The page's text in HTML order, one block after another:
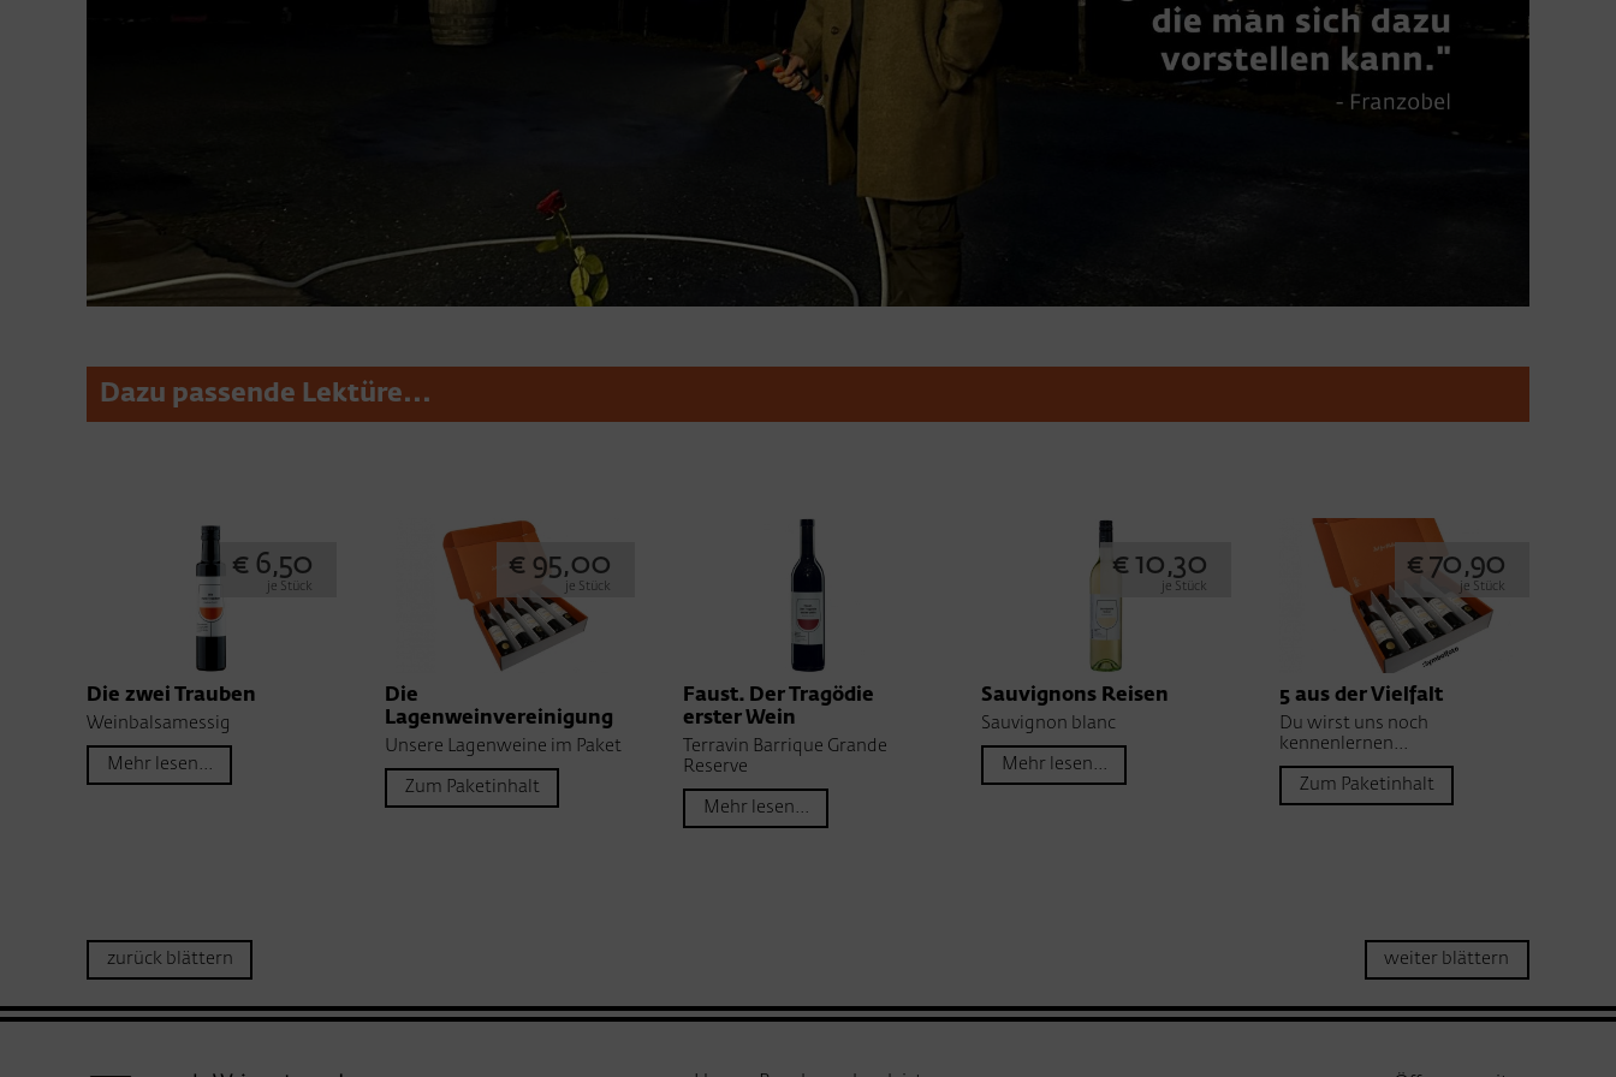
Dazu passende Lektüre...
€ 6,50
je Stück
Die zwei Trauben
Weinbalsamessig
Mehr lesen...
€ 95,00
je Stück
Die
Lagenweinvereinigung
Unsere Lagenweine im Paket
Zum Paketinhalt
Faust. Der Tragödie
erster Wein
Terravin Barrique Grande
Reserve
Mehr lesen...
€ 10,30
je Stück
Sauvignons Reisen
Sauvignon blanc
Mehr lesen...
€ 70,90
je Stück
5 aus der Vielfalt
Du wirst uns noch
kennenlernen...
Zum Paketinhalt
zurück blättern weiter blättern